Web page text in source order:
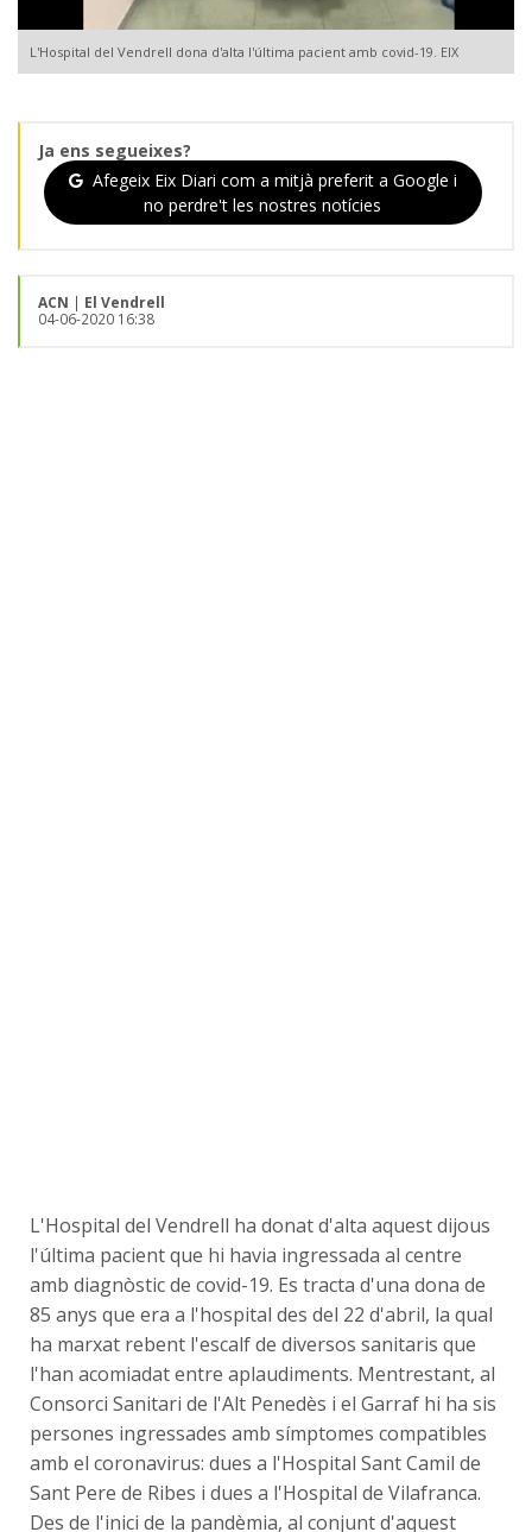
L'Hospital del Vendrell dona d'alta l'última pacient amb covid-19. EIX
Ja ens segueixes?
Afegeix Eix Diari com a mitjà preferit a Google i
no perdre't les nostres notícies
ACN | El Vendrell
04-06-2020 16:38
L'Hospital del Vendrell ha donat d'alta aquest dijous
l'última pacient que hi havia ingressada al centre
amb diagnòstic de covid-19. Es tracta d'una dona de
85 anys que era a l'hospital des del 22 d'abril, la qual
ha marxat rebent l'escalf de diversos sanitaris que
l'han acomiadat entre aplaudiments. Mentrestant, al
Consorci Sanitari de l'Alt Penedès i el Garraf hi ha sis
persones ingressades amb símptomes compatibles
amb el coronavirus: dues a l'Hospital Sant Camil de
Sant Pere de Ribes i dues a l'Hospital de Vilafranca.
Des de l'inici de la pandèmia, al conjunt d'aquest